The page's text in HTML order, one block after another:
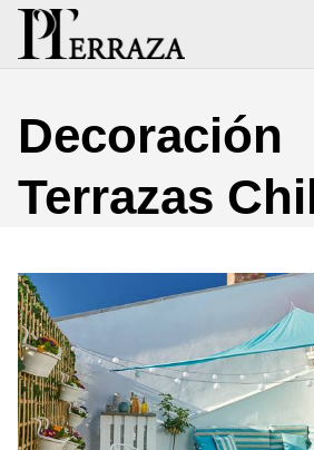
Saltar
contenido
Decoración
Terrazas